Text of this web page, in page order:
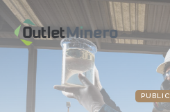
PUBLIC